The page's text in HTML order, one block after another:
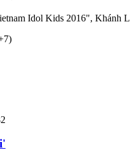
Idol Kids 2016", Khánh